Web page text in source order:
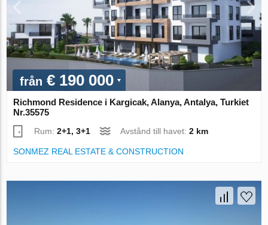
från € 190 000
Richmond Residence i Kargicak, Alanya, Antalya, Turkiet
Nr.35575
Rum:2+1, 3+1 Avstånd till havet:2 km
SONMEZ REAL ESTATE & CONSTRUCTION